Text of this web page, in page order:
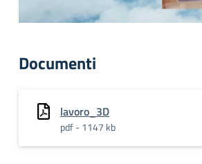
Documenti
lavoro_3D
pdf - 1147 kb